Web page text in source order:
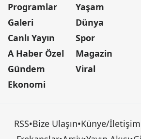
Programlar
Galeri
Canlı Yayın
A Haber Özel
Gündem
Ekonomi
Yaşam
Dünya
Spor
Magazin
Viral
RSS•Bize Ulaşın•Künye/İletişim